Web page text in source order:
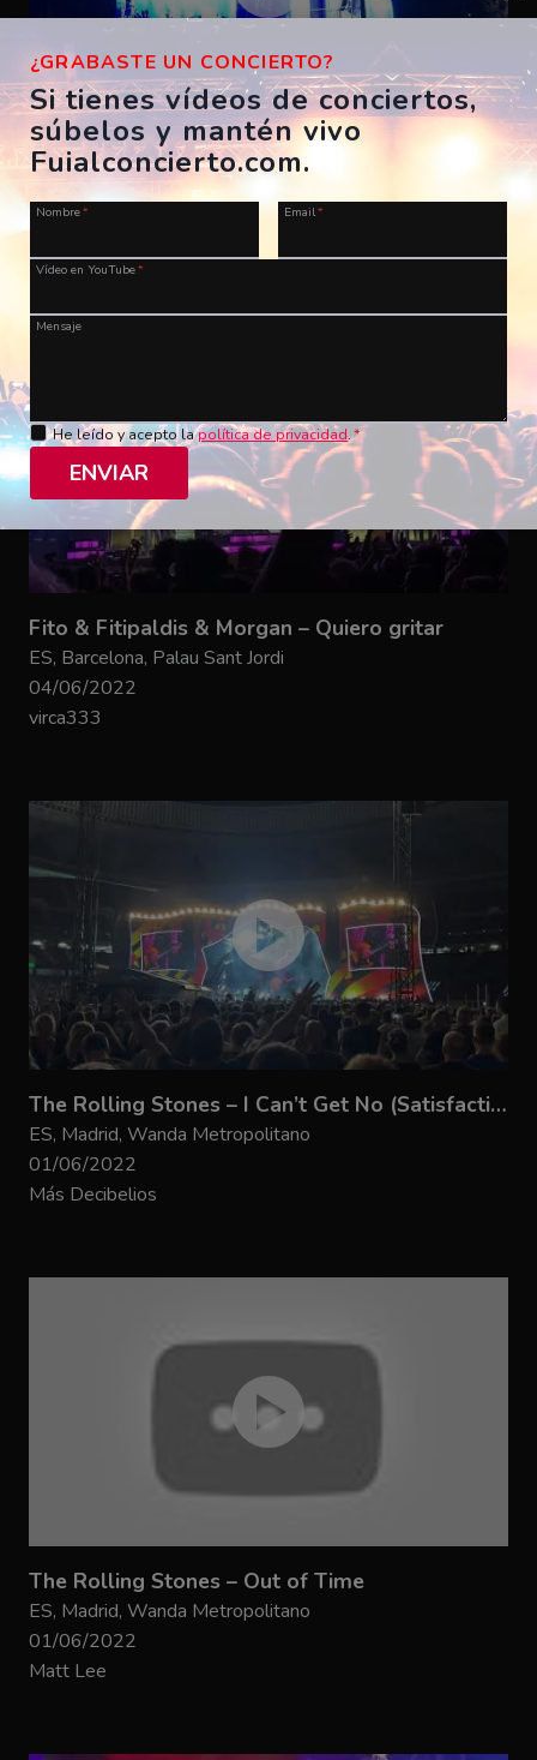
Camela – Sueño contigo
ES, Rubí, Festa Major
30/06/2022
Fito & Fitipaldis & Morgan – Quiero gritar
ES, Barcelona, Palau Sant Jordi
04/06/2022
virca333
The Rolling Stones – I Can’t Get No (Satisfaction)
ES, Madrid, Wanda Metropolitano
01/06/2022
Más Decibelios
The Rolling Stones – Out of Time
ES, Madrid, Wanda Metropolitano
01/06/2022
Matt Lee
¿GRABASTE UN CONCIERTO?
Si tienes vídeos de conciertos,
súbelos y mantén vivo
Fuialconcierto.com.
Nombre* Email*
Vídeo en YouTube*
Mensaje
He leído y acepto lapolítica de privacidad.*
ENVIAR